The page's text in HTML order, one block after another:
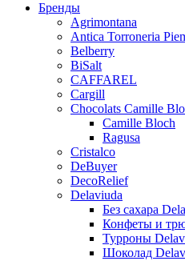
Бренды
Agrimontana
Antica Torroneria
Belberry
BiSalt
CAFFAREL
Cargill
Chocolats Camille
Camille Bloch
Ragusa
Cristalco
DeBuyer
DecoRelief
Delaviuda
Без сахара
Конфеты и
Турроны
Шоколад